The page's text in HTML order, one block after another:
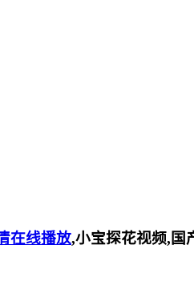
在线播放,小宝探花视频,国